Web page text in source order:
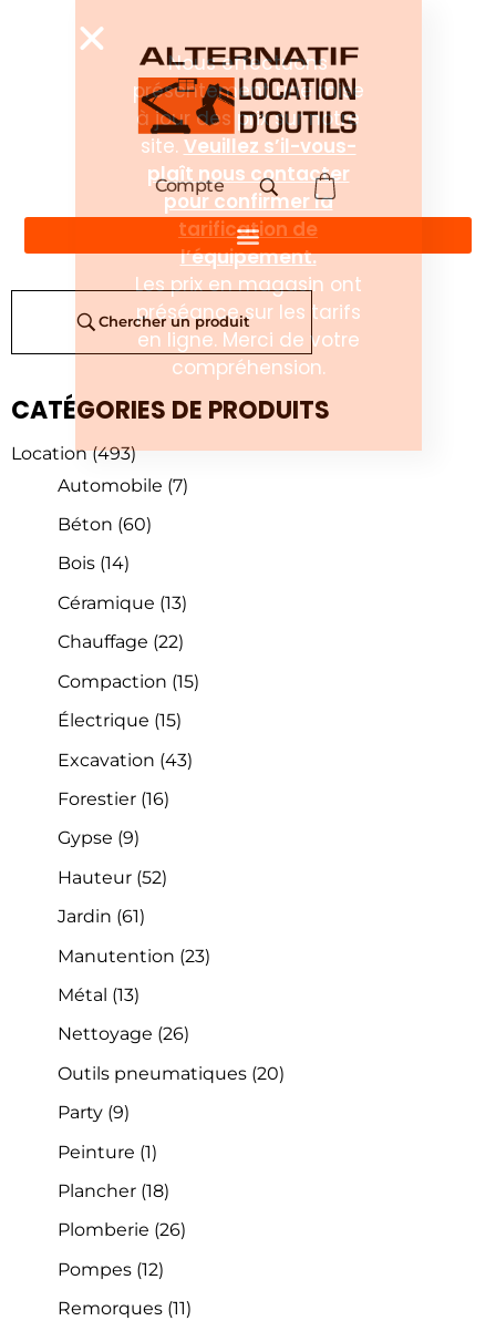
Compte
Chercher un produit
CATÉGORIES DE PRODUITS
Location (493)
Automobile (7)
Béton (60)
Bois (14)
Céramique (13)
Chauffage (22)
Compaction (15)
Électrique (15)
Excavation (43)
Forestier (16)
Gypse (9)
Hauteur (52)
Jardin (61)
Manutention (23)
Métal (13)
Nettoyage (26)
Outils pneumatiques (20)
Party (9)
Peinture (1)
Plancher (18)
Plomberie (26)
Pompes (12)
Remorques (11)